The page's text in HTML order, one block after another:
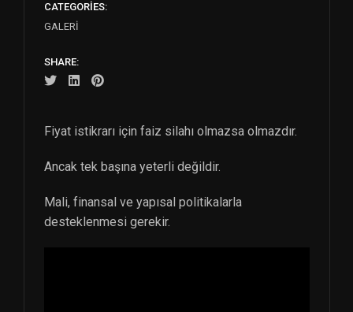
CATEGORIES:
GALERI
SHARE:
Fiyat istikrarı için faiz silahı olmazsa olmazdır.
Ancak tek başına yeterli değildir.
Mali, finansal ve yapısal politikalarla
desteklenmesi gerekir.